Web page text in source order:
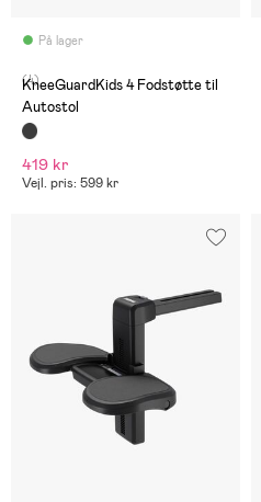
På lager
(4)
KneeGuardKids 4 Fodstøtte til
Autostol
419 kr
Vejl. pris: 599 kr